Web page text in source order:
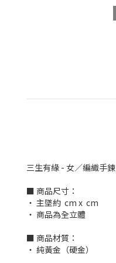
三生有緣 - 女／編織手鍊
■ 商品尺寸：
‧ 主墜約 cm x cm
‧ 商品為全立體
■ 商品材質：
‧ 純黃金（硬金）